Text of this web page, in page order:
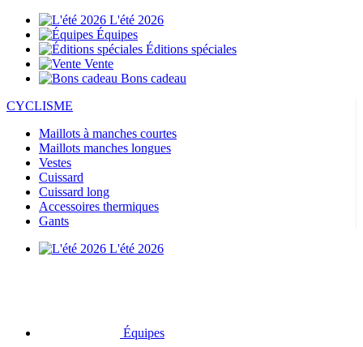
L'été 2026
Équipes
Éditions spéciales
Vente
Bons cadeau
CYCLISME
Maillots à manches courtes
Maillots manches longues
Vestes
Cuissard
Cuissard long
Accessoires thermiques
Gants
L'été 2026
Équipes